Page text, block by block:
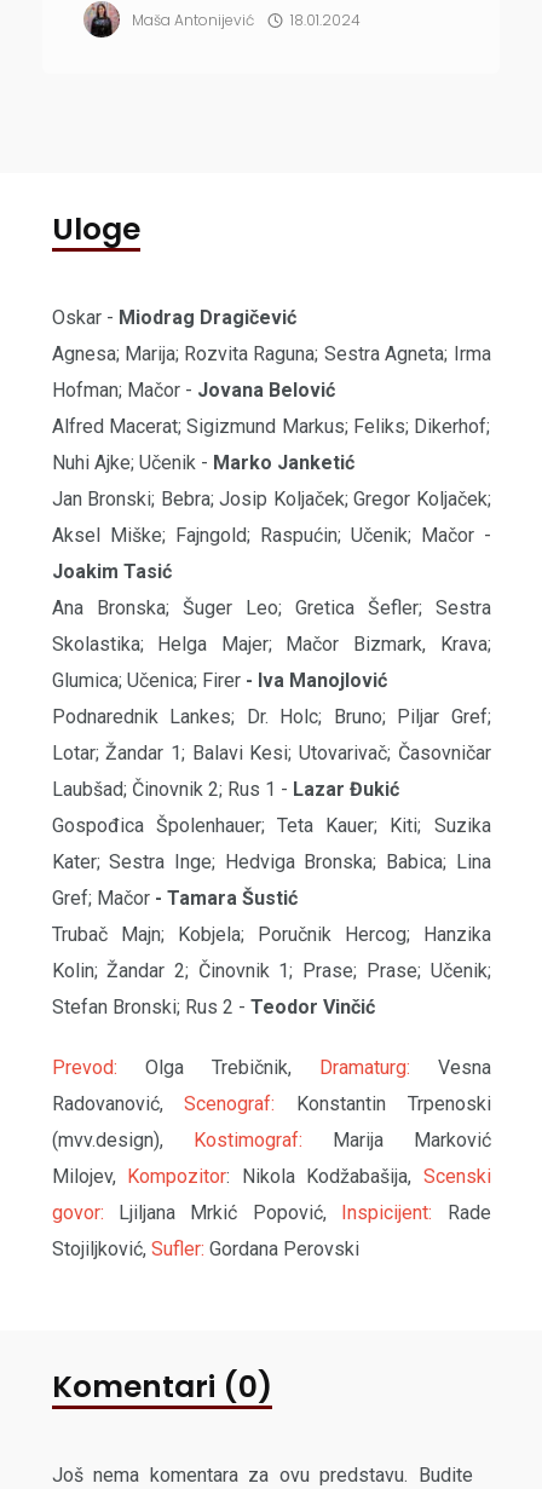
svršen čin, postavši najmlađi član
Maša Antonijević 18.01.2024
Uloge
Oskar - Miodrag Dragičević
Agnesa; Marija; Rozvita Raguna; Sestra Agneta; Irma
Hofman; Mačor - Jovana Belović
Alfred Macerat; Sigizmund Markus; Feliks; Dikerhof;
Nuhi Ajke; Učenik - Marko Janketić
Jan Bronski; Bebra; Josip Koljaček; Gregor Koljaček;
Aksel Miške; Fajngold; Raspućin; Učenik; Mačor -
Joakim Tasić
Ana Bronska; Šuger Leo; Gretica Šefler; Sestra
Skolastika; Helga Majer; Mačor Bizmark, Krava;
Glumica; Učenica; Firer - Iva Manojlović
Podnarednik Lankes; Dr. Holc; Bruno; Piljar Gref;
Lotar; Žandar 1; Balavi Kesi; Utovarivač; Časovničar
Laubšad; Činovnik 2; Rus 1 - Lazar Đukić
Gospođica Špolenhauer; Teta Kauer; Kiti; Suzika
Kater; Sestra Inge; Hedviga Bronska; Babica; Lina
Gref; Mačor - Tamara Šustić
Trubač Majn; Kobjela; Poručnik Hercog; Hanzika
Kolin; Žandar 2; Činovnik 1; Prase; Prase; Učenik;
Stefan Bronski; Rus 2 - Teodor Vinčić
Prevod: Olga Trebičnik, Dramaturg: Vesna
Radovanović,Scenograf: Konstantin Trpenoski
(mvv.design),
Kostimograf:
Marija Marković
Milojev,
Kompozitor: Nikola Kodžabašija, Scenski
govor: Ljiljana Mrkić Popović, Inspicijent: Rade
Stojiljković, Sufler: Gordana Perovski
Komentari (0)
Još nema komentara za ovu predstavu. Budite